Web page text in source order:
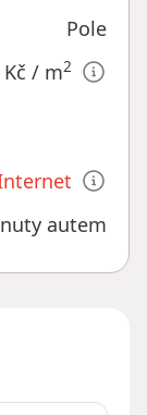
Pole
/ m2
autem